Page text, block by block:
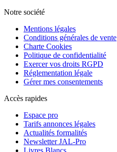
Notre société
Mentions légales
Conditions générales de vente
Charte Cookies
Politique de confidentialité
Exercer vos droits RGPD
Réglementation légale
Gérer mes consentements
Accès rapides
Espace pro
Tarifs annonces légales
Actualités formalités
Newsletter JAL-Pro
Livres Blancs